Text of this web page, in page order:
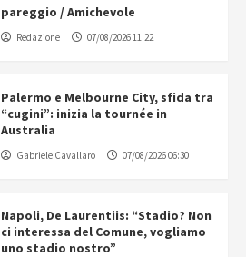
pareggio / Amichevole
Redazione 07/08/2026 11:22
Palermo e Melbourne City, sfida tra
“cugini”: inizia la tournée in
Australia
Gabriele Cavallaro 07/08/2026 06:30
Napoli, De Laurentiis: “Stadio? Non
ci interessa del Comune, vogliamo
uno stadio nostro”